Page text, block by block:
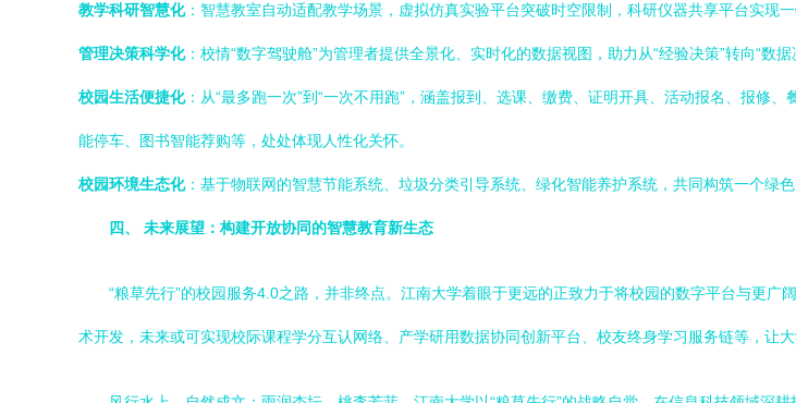
教学科研智慧化：智慧教室自动适配教学场景，虚拟仿真实验平台突破时空限制，科研仪器共享平台实现
管理决策科学化：校情“数字驾驶舱”为管理者提供全景化、实时化的数据视图，助力从“经验决策”转向“数据
校园生活便捷化：从“最多跑一次”到“一次不用跑”，涵盖报到、选课、缴费、证明开具、活动报名、报修
能停车、图书智能荐购等，处处体现人性化关怀。
校园环境生态化：基于物联网的智慧节能系统、垃圾分类引导系统、绿化智能养护系统，共同构筑一个绿
四、 未来展望：构建开放协同的智慧教育新生态
“粮草先行”的校园服务4.0之路，并非终点。江南大学着眼于更远的正致力于将校园的数字平台与更广
术开发，未来或可实现校际课程学分互认网络、产学研用数据协同创新平台、校友终身学习服务链等，让